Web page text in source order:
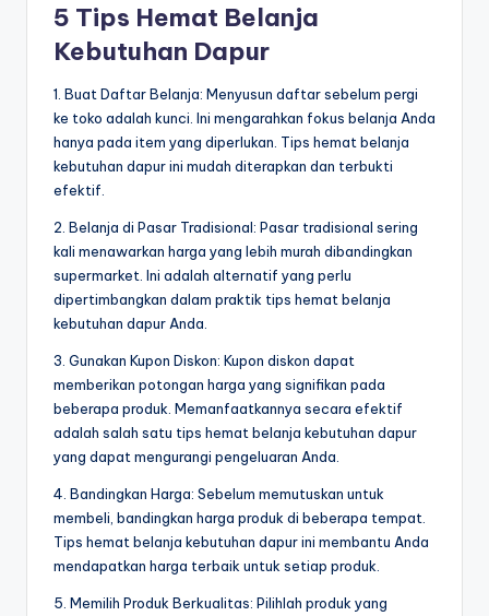
5 Tips Hemat Belanja
Kebutuhan Dapur
1. Buat Daftar Belanja: Menyusun daftar sebelum pergi
ke toko adalah kunci. Ini mengarahkan fokus belanja Anda
hanya pada item yang diperlukan. Tips hemat belanja
kebutuhan dapur ini mudah diterapkan dan terbukti
efektif.
2. Belanja di Pasar Tradisional: Pasar tradisional sering
kali menawarkan harga yang lebih murah dibandingkan
supermarket. Ini adalah alternatif yang perlu
dipertimbangkan dalam praktik tips hemat belanja
kebutuhan dapur Anda.
3. Gunakan Kupon Diskon: Kupon diskon dapat
memberikan potongan harga yang signifikan pada
beberapa produk. Memanfaatkannya secara efektif
adalah salah satu tips hemat belanja kebutuhan dapur
yang dapat mengurangi pengeluaran Anda.
4. Bandingkan Harga: Sebelum memutuskan untuk
membeli, bandingkan harga produk di beberapa tempat.
Tips hemat belanja kebutuhan dapur ini membantu Anda
mendapatkan harga terbaik untuk setiap produk.
5. Memilih Produk Berkualitas: Pilihlah produk yang